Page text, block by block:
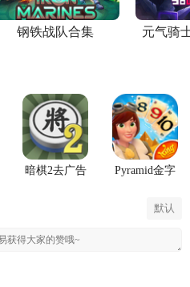
钢铁战队合集 元气骑
暗棋2去广告
Pyramid金字
Solitaire默认